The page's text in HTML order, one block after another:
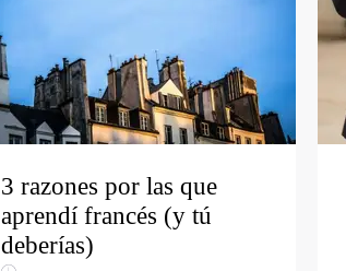
3 razones por las que
aprendí francés (y tú
deberías)